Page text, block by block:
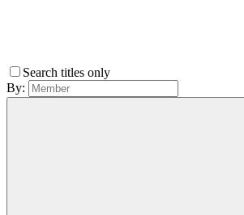
Search titles only
By: